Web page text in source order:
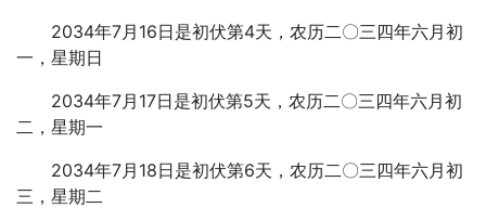
2034年7月16日是初伏第4天，农历二〇三四年六月初
一，星期日
2034年7月17日是初伏第5天，农历二〇三四年六月初
二，星期一
2034年7月18日是初伏第6天，农历二〇三四年六月初
三，星期二